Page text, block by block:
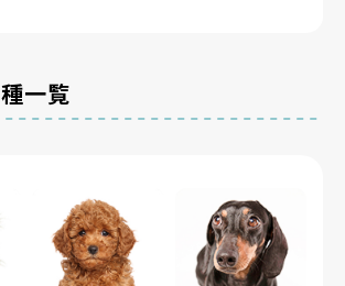
で厳選しているためです。三重県内には
登録が354件（令和5年4月1日現在）あ
一覧